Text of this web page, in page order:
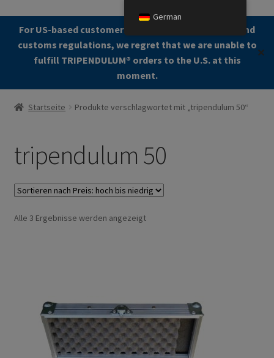
For US-based customers: Due to current shipping and
customs regulations, we regret that we are unable to
fulfill TRIPENDULUM®️ orders to the U.S. at this
moment.
✕
Menü
Start
Allgemeine Geschäftsbedingungen (AGB)
Zur Kasse gehen
Kontakt
TRIPENDULUM® Serie
Startseite Produkte verschlagwortet mit „tripendulum 50“
tripendulum 50
Alle 3 Ergebnisse werden angezeigtNach
German